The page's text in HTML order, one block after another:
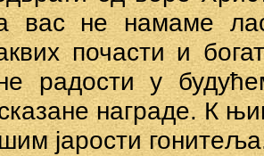
вас не намаме
почасти и
радости у
награде. К
јарости